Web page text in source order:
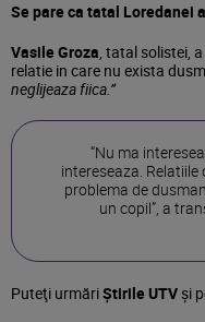
Se pare ca tatal Loredanei
Vasile Groza, tatal solistei,
relatie in care nu exista
neglijeaza fiica.”
“Nu ma
intereseaza.
problema de
un copil”, a
Puteţi urmăriȘtirile UTVşi